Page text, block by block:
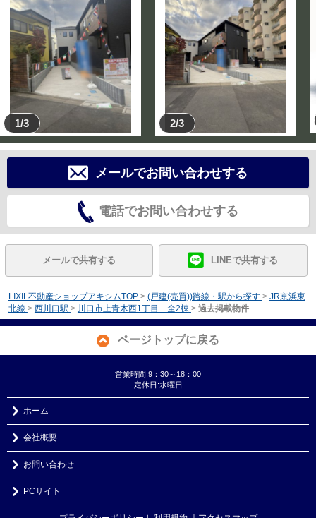
1/3 2/3
メールでお問い合わせする
電話でお問い合わせする
メールで共有する LINEで共有する
LIXIL不動産ショップアキシムTOP > (戸建(売買))路線・駅から探す > JR京浜東
北線 > 西川口駅 > 川口市上青木西1丁目 全2棟 > 過去掲載物件
ページトップに戻る
営業時間:9：30～18：00
定休日:水曜日
ホーム
会社概要
お問い合わせ
PCサイト